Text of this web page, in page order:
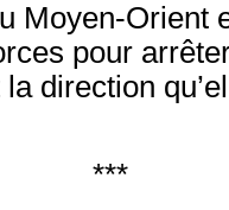
Moyen-Orient
pour
la direction
***